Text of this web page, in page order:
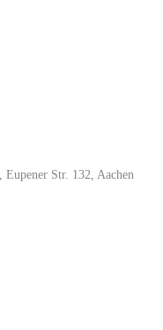
Eupener Str. 132, Aachen